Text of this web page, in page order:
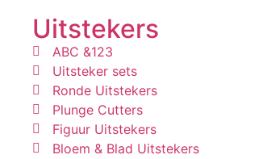
Uitstekers
ABC &123
Uitsteker sets
Ronde Uitstekers
Plunge Cutters
Figuur Uitstekers
Bloem & Blad Uitstekers